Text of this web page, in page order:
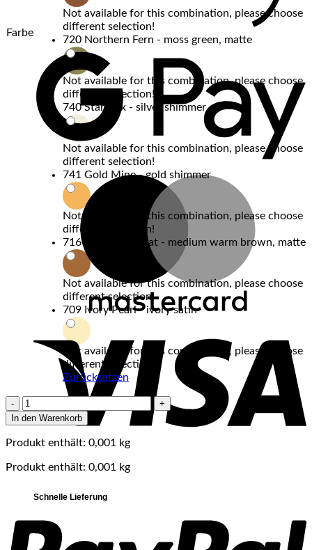
Schnelle Lieferung
Farbe
Not available for this combination, please choose
different selection!
720 Northern Fern - moss green, matte
Not available for this combination, please choose
different selection!
740 Star Box - silver shimmer
Not available for this combination, please choose
different selection!
741 Gold Mine - gold shimmer
Not available for this combination, please choose
different selection!
716 Fluffy Wombat - medium warm brown, matte
Not available for this combination, please choose
different selection!
709 Ivory Pearl - ivory satin
Not available for this combination, please choose
different selection!
Zurücksetzen
Uoga
Uoga
-
Mineral
Shadows
In den Warenkorb
Produkt enthält: 0,001 kg
Produkt enthält: 0,001 kg